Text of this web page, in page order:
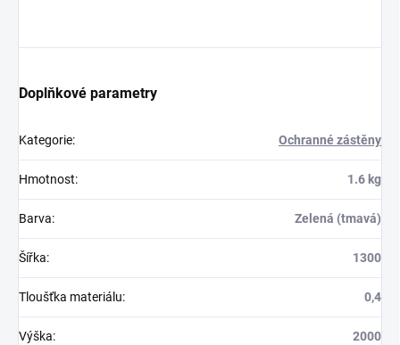
Doplňkové parametry
Kategorie: Ochranné zástěny
Hmotnost: 1.6 kg
Barva: Zelená (tmavá)
Šířka: 1300
Tloušťka materiálu: 0,4
Výška: 2000